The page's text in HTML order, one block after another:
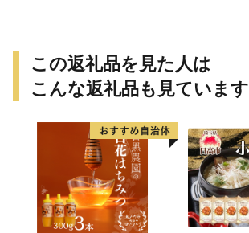
この返礼品を見た人は
こんな返礼品も見ています